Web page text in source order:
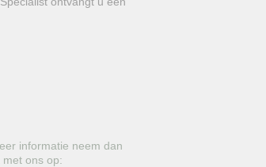
informatie neem dan
ons op: